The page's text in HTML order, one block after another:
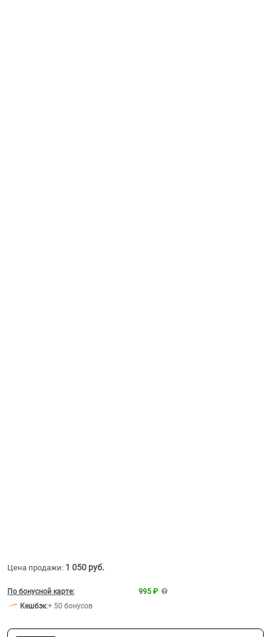
Цена продажи: 1 050 руб.
По бонусной карте:
995 ₽
Кешбэк:+ 50 бонусов